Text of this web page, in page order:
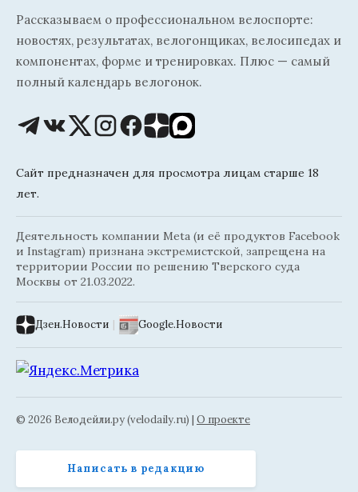
Рассказываем о профессиональном велоспорте:
новостях, результатах, велогонщиках, велосипедах и
компонентах, форме и тренировках. Плюс — самый
полный календарь велогонок.
Сайт предназначен для просмотра лицам старше 18
лет.
Деятельность компании Meta (и её продуктов Facebook
и Instagram) признана экстремистской, запрещена на
территории России по решению Тверского суда
Москвы от 21.03.2022.
Дзен.Новости | Google.Новости
© 2026 Велодейли.ру (velodaily.ru) | О проекте
Написать в редакцию